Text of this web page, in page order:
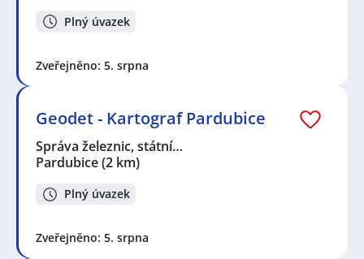
Plný úvazek
Zveřejněno: 5. srpna
Geodet - Kartograf Pardubice
Správa železnic, státní…
Pardubice(2 km)
Plný úvazek
Zveřejněno: 5. srpna